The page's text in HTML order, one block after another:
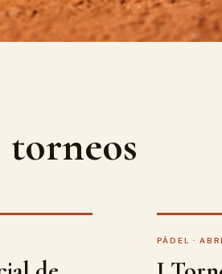
PÁDEL ·